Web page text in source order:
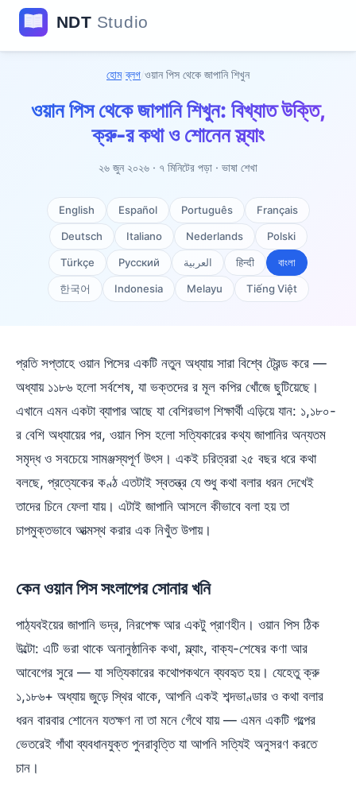
হোম/ব্লগ ওয়ান পিস থেকে জাপানি শিখুন
ওয়ান পিস থেকে জাপানি শিখুন: বিখ্যাত উক্তি,
ক্রু-র কথা ও শোনেন স্ল্যাং
২৬ জুন ২০২৬ · ৭ মিনিটের পড়া · ভাষা শেখা
English Español Português Français
Deutsch Italiano Nederlands Polski
Türkçe Русский العربية हिन्दी বাংলা
한국어 Indonesia Melayu Tiếng Việt
প্রতি সপ্তাহে ওয়ান পিসের একটি নতুন অধ্যায় সারা বিশ্বে ট্রেন্ড করে —
অধ্যায় ১১৮৬ হলো সর্বশেষ, যা ভক্তদের র মূল কপির খোঁজে ছুটিয়েছে।
এখানে এমন একটা ব্যাপার আছে যা বেশিরভাগ শিক্ষার্থী এড়িয়ে যান: ১,১৮০-
র বেশি অধ্যায়ের পর, ওয়ান পিস হলো সত্যিকারের কথ্য জাপানির অন্যতম
সমৃদ্ধ ও সবচেয়ে সামঞ্জস্যপূর্ণ উৎস। একই চরিত্ররা ২৫ বছর ধরে কথা
বলছে, প্রত্যেকের কণ্ঠ এতটাই স্বতন্ত্র যে শুধু কথা বলার ধরন দেখেই
তাদের চিনে ফেলা যায়। এটাই জাপানি আসলে কীভাবে বলা হয় তা
চাপমুক্তভাবে আত্মস্থ করার এক নিখুঁত উপায়।
কেন ওয়ান পিস সংলাপের সোনার খনি
পাঠ্যবইয়ের জাপানি ভদ্র, নিরপেক্ষ আর একটু প্রাণহীন। ওয়ান পিস ঠিক
উল্টো: এটি ভরা থাকে অনানুষ্ঠানিক কথা, স্ল্যাং, বাক্য-শেষের কণা আর
আবেগের সুরে — যা সত্যিকারের কথোপকথনে ব্যবহৃত হয়। যেহেতু ক্রু
১,১৮৬+ অধ্যায় জুড়ে স্থির থাকে, আপনি একই শব্দভাণ্ডার ও কথা বলার
ধরন বারবার শোনেন যতক্ষণ না তা মনে গেঁথে যায় — এমন একটি গল্পের
ভেতরেই গাঁথা ব্যবধানযুক্ত পুনরাবৃত্তি যা আপনি সত্যিই অনুসরণ করতে
চান।